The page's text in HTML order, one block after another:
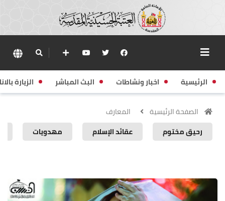
الرئيسية اخبار ونشاطات البث المباشر الزيارة
الصفحة الرئيسية
المعارف
رحيق مختوم
عقائد الإسلام مهدويات